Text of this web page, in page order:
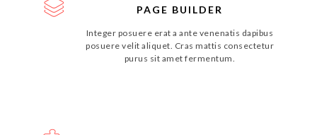
PAGE BUILDER
Integer posuere erat a ante venenatis dapibus
posuere velit aliquet. Cras mattis consectetur
purus sit amet fermentum.